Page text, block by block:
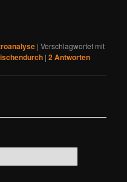
|Verschlagwortet mit
|2Antworten